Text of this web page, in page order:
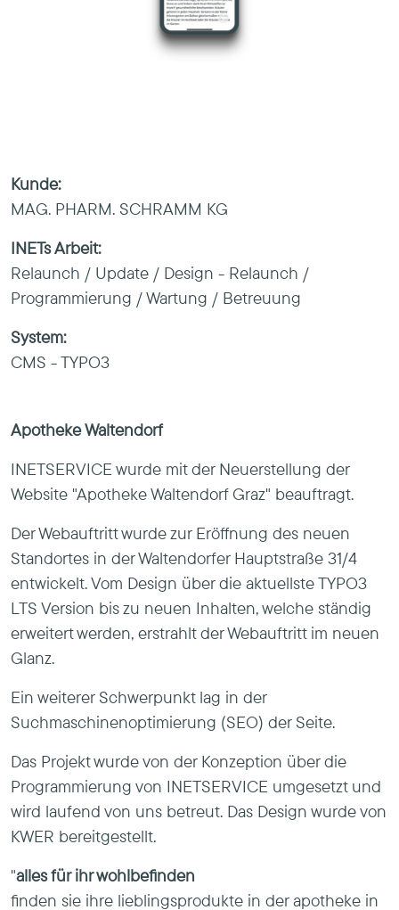
Kunde:
MAG. PHARM. SCHRAMM KG
INETs Arbeit:
Relaunch / Update / Design - Relaunch /
Programmierung / Wartung / Betreuung
System:
CMS - TYPO3
Apotheke Waltendorf
INETSERVICE wurde mit der Neuerstellung der
Website "Apotheke Waltendorf Graz" beauftragt.
Der Webauftritt wurde zur Eröffnung des neuen
Standortes in der Waltendorfer Hauptstraße 31/4
entwickelt. Vom Design über die aktuellste TYPO3
LTS Version bis zu neuen Inhalten, welche ständig
erweitert werden, erstrahlt der Webauftritt im neuen
Glanz.
Ein weiterer Schwerpunkt lag in der
Suchmaschinenoptimierung (SEO) der Seite.
Das Projekt wurde von der Konzeption über die
Programmierung von INETSERVICE umgesetzt und
wird laufend von uns betreut. Das Design wurde von
KWER bereitgestellt.
"alles für ihr wohlbefinden
finden sie ihre lieblingsprodukte in der apotheke in